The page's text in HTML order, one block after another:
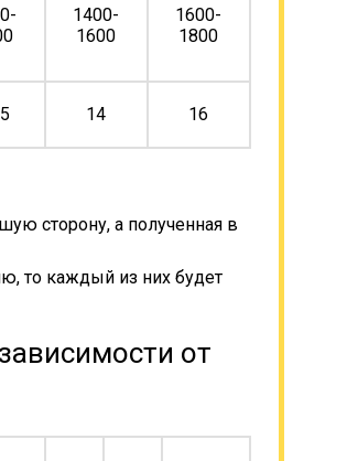
1400-
1600
1600-
1800
14 16
сторону, а полученная в
то каждый из них будет
от